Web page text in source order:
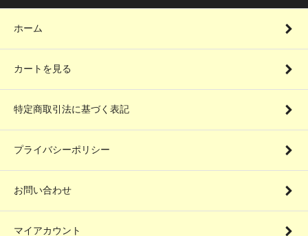
ホーム
カートを見る
特定商取引法に基づく表記
プライバシーポリシー
お問い合わせ
マイアカウント